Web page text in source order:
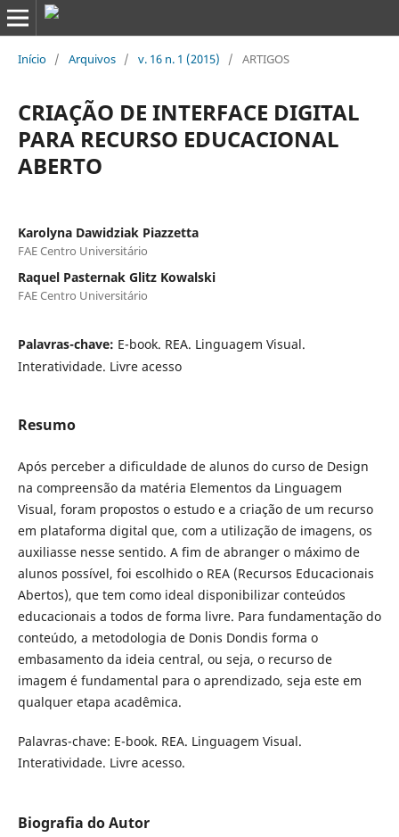
Início / Arquivos / v. 16 n. 1 (2015) / ARTIGOS
CRIAÇÃO DE INTERFACE DIGITAL
PARA RECURSO EDUCACIONAL
ABERTO
Karolyna Dawidziak Piazzetta
FAE Centro Universitário
Raquel Pasternak Glitz Kowalski
FAE Centro Universitário
Palavras-chave: E-book. REA. Linguagem Visual.
Interatividade. Livre acesso
Resumo
Após perceber a dificuldade de alunos do curso de Design
na compreensão da matéria Elementos da Linguagem
Visual, foram propostos o estudo e a criação de um recurso
em plataforma digital que, com a utilização de imagens, os
auxiliasse nesse sentido. A fim de abranger o máximo de
alunos possível, foi escolhido o REA (Recursos Educacionais
Abertos), que tem como ideal disponibilizar conteúdos
educacionais a todos de forma livre. Para fundamentação do
conteúdo, a metodologia de Donis Dondis forma o
embasamento da ideia central, ou seja, o recurso de
imagem é fundamental para o aprendizado, seja este em
qualquer etapa acadêmica.
Palavras-chave: E-book. REA. Linguagem Visual.
Interatividade. Livre acesso.
Biografia do Autor